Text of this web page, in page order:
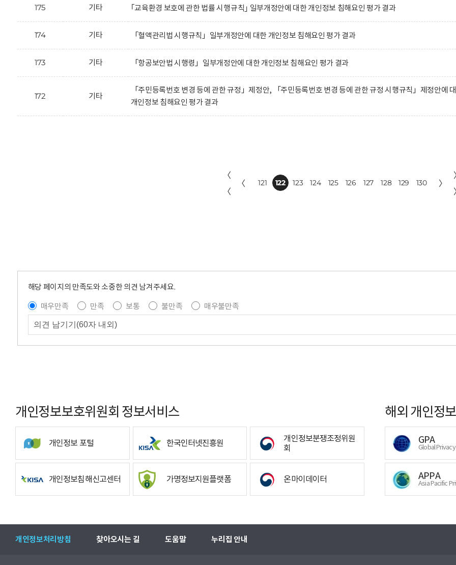
175 기타 ｢교육환경 보호에 관한 법률 시행규칙｣ 일부개정안에 대한 개인정보 침해요인 평가 결과
174 기타 「혈액관리법 시행규칙」일부개정안에 대한 개인정보 침해요인 평가 결과
173 기타 「항공보안법 시행령」일부개정안에 대한 개인정보 침해요인 평가 결과
172 기타
「주민등록번호 변경 등에 관한 규정」제정안, 「주민등록번호 변경 등에 관한 규정 시행규칙」제정안에
개인정보 침해요인 평가 결과
〈
〈
〈 121 122 123 124 125 126 127 128 129 130 〉
해당 페이지의 만족도와 소중한 의견 남겨주세요.
매우만족
만족 보통 불만족
매우불만족
개인정보보호위원회 정보서비스
개인정보 포털 한국인터넷진흥원
개인정보분쟁조정위원
회
개인정보침해신고센터 가명정보지원플랫폼 온마이데이터
해외 개인정
GPA
Global
APPA
Asia Pacific
개인정보처리방침 찾아오시는 길 도움말 누리집 안내